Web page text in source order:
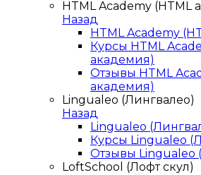
HTML Academy (HTML
Назад
HTML Academy
Курсы HTML
академия)
Отзывы HTML
академия)
Lingualeo (Лингвалео)
Назад
Lingualeo
Курсы Lingualeo
Отзывы Lingualeo
LoftSchool (Лофт скул)